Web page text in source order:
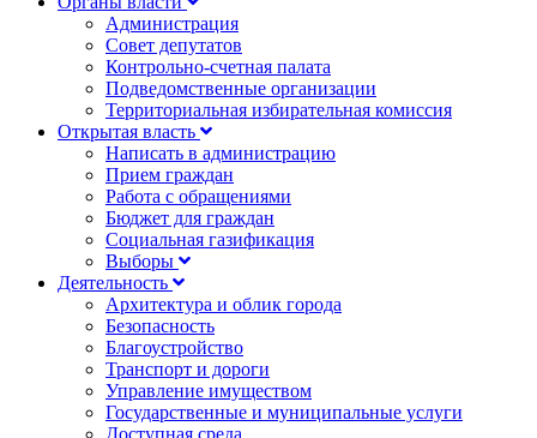
Администрация
Совет депутатов
Контрольно-счетная палата
Подведомственные организации
Территориальная избирательная комиссия
Открытая власть
Написать в администрацию
Прием граждан
Работа с обращениями
Бюджет для граждан
Социальная газификация
Выборы
Деятельность
Архитектура и облик города
Безопасность
Благоустройство
Транспорт и дороги
Управление имуществом
Государственные и муниципальные услуги
Доступная среда